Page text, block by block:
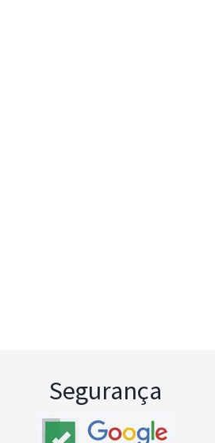
Segurança